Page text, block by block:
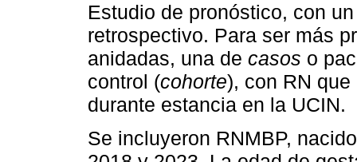
Estudio de pronóstico, con
retrospectivo. Para ser más
anidadas, una de casos o
control (cohorte), con RN
durante estancia en la UCIN.
Se incluyeron RNMBP,